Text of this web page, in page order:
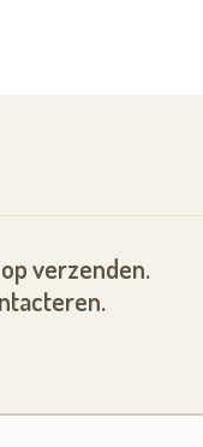
verzenden.